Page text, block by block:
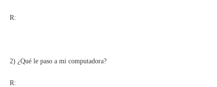
R:
2) ¿Qué le paso a mi computadora?
R: